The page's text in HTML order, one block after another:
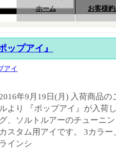
ホーム お客様
ップアイ』
アイ
年9月19日(月) 入荷商品の
ルより 『ポップアイ』が入荷
グ、ソルトルアーのチューニ
カスタム用アイです。 3カラ
ラインシ